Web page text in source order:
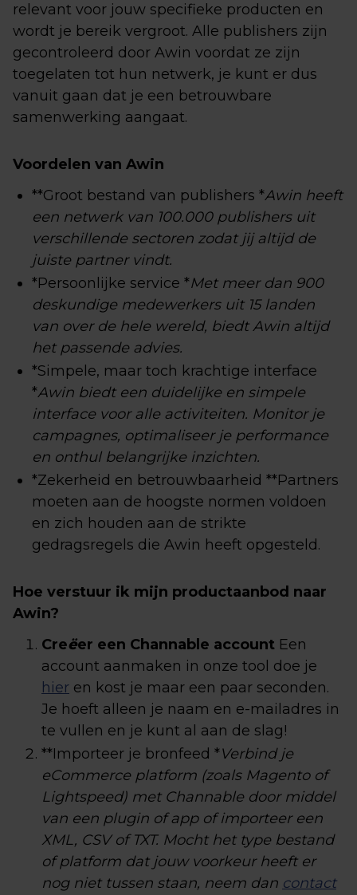
relevant voor jouw specifieke producten en
wordt je bereik vergroot. Alle publishers zijn
gecontroleerd door Awin voordat ze zijn
toegelaten tot hun netwerk, je kunt er dus
vanuit gaan dat je een betrouwbare
samenwerking aangaat.
Voordelen van Awin
**Groot bestand van publishers *Awin heeft
een netwerk van 100.000 publishers uit
verschillende sectoren zodat jij altijd de
juiste partner vindt.
*Persoonlijke service *Met meer dan 900
deskundige medewerkers uit 15 landen
van over de hele wereld, biedt Awin altijd
het passende advies.
*Simpele, maar toch krachtige interface
*Awin biedt een duidelijke en simpele
interface voor alle activiteiten. Monitor je
campagnes, optimaliseer je performance
en onthul belangrijke inzichten.
*Zekerheid en betrouwbaarheid **Partners
moeten aan de hoogste normen voldoen
en zich houden aan de strikte
gedragsregels die Awin heeft opgesteld.
Hoe verstuur ik mijn productaanbod naar
Awin?
Creëer een Channable account Een
account aanmaken in onze tool doe je
hier en kost je maar een paar seconden.
Je hoeft alleen je naam en e-mailadres in
te vullen en je kunt al aan de slag!
**Importeer je bronfeed *Verbind je
eCommerce platform (zoals Magento of
Lightspeed) met Channable door middel
van een plugin of app of importeer een
XML, CSV of TXT. Mocht het type bestand
of platform dat jouw voorkeur heeft er
nog niet tussen staan, neem dan contact